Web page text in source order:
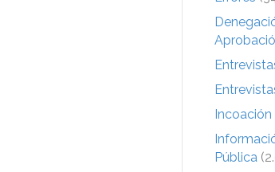
Incoación
Pública